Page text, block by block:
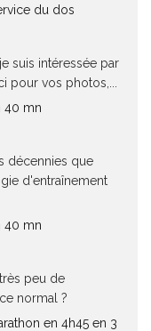
du dos
suis intéressée par
pour vos photos,...
40 mn
décennies que
d'entraînement
40 mn
peu de
normal ?
en 4h45 en 3